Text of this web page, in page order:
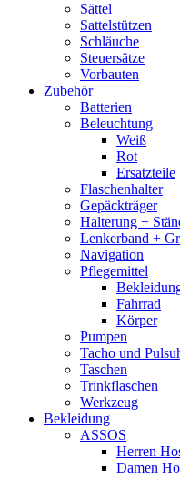
Sättel
Sattelstützen
Schläuche
Steuersätze
Vorbauten
Zubehör
Batterien
Beleuchtung
Weiß
Rot
Ersatzteile
Flaschenhalter
Gepäckträger
Halterung +
Lenkerband +
Navigation
Pflegemittel
Fahrrad
Körper
Pumpen
Tacho und
Taschen
Trinkflaschen
Werkzeug
Bekleidung
ASSOS
Herren
Damen